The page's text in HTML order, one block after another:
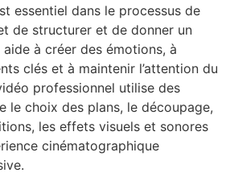
essentiel dans le processus de
de structurer et de donner un
aide à créer des émotions, à
clés et à maintenir l’attention du
professionnel utilise des
le choix des plans, le découpage,
les effets visuels et sonores
cinématographique